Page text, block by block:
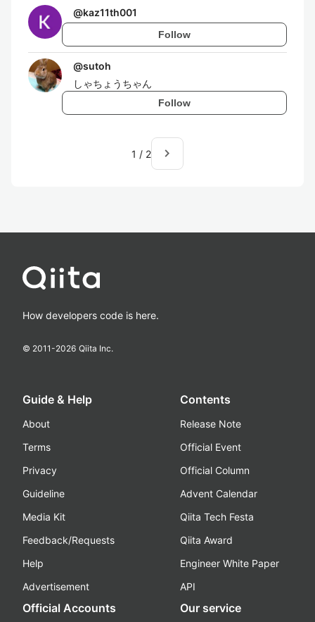
@kaz11th001
Follow
@sutoh
しゃちょうちゃん
Follow
1 / 2 navigate_next
How developers code is here.
© 2011-2026 Qiita Inc.
Guide & Help
About
Terms
Privacy
Guideline
Media Kit
Feedback/Requests
Help
Advertisement
Contents
Release Note
Official Event
Official Column
Advent Calendar
Qiita Tech Festa
Qiita Award
Engineer White Paper
API
Official Accounts Our service